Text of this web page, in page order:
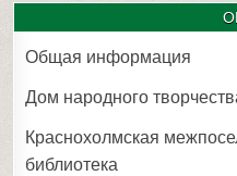
Общая информация
Дом народного
Краснохолмская
библиотека